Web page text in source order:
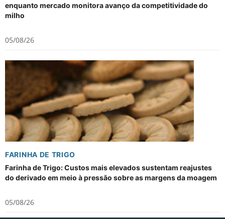
enquanto mercado monitora avanço da competitividade do
milho
05/08/26
FARINHA DE TRIGO
Farinha de Trigo: Custos mais elevados sustentam reajustes
do derivado em meio à pressão sobre as margens da moagem
05/08/26